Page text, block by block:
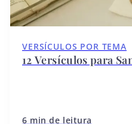
VERSÍCULOS POR TEMA
12 Versículos para
6 min de leitura